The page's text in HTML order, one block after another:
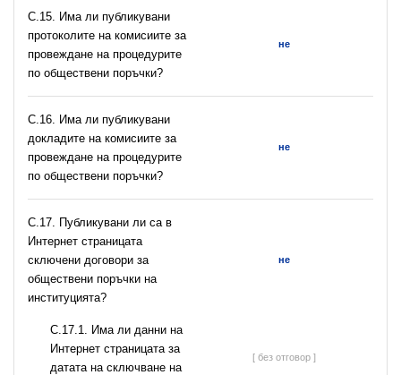
С.15. Има ли публикувани
протоколите на комисиите за
провеждане на процедурите
по обществени поръчки?
не
С.16. Има ли публикувани
докладите на комисиите за
провеждане на процедурите
по обществени поръчки?
не
С.17. Публикувани ли са в
Интернет страницата
сключени договори за
обществени поръчки на
институцията?
не
С.17.1. Има ли данни на
Интернет страницата за
датата на сключване на
[ без отговор ]